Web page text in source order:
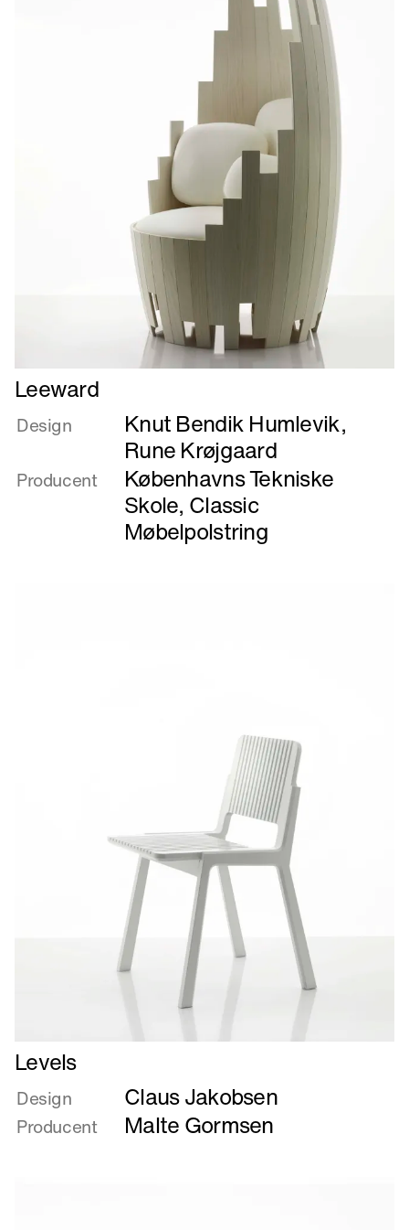
Læs
mere
om
Leeward
Design Knut Bendik Humlevik,
Rune Krøjgaard
Producent
Københavns Tekniske
Skole, Classic
Møbelpolstring
Læs
mere
om
Levels
Levels
Design Claus Jakobsen
Producent Malte Gormsen